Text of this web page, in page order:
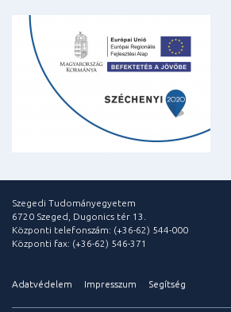
Szegedi Tudományegyetem
6720 Szeged, Dugonics tér 13.
Központi telefonszám: (+36-62) 544-000
Központi fax: (+36-62) 546-371
Adatvédelem Impresszum Segítség